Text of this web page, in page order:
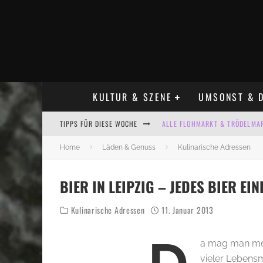
KULTUR & SZENE UMSONST &
TIPPS FÜR DIESE WOCHE ALLE FLOHMARKT &
LADYFASHION FLOHMARKT
KINDERFLOHMÄRKTE IN
ALLE FLOHMARKT LEIPZIG
Home Läden & Genuss Kulinarische Adressen
BIER IN LEIPZIG – JEDES BIER
Kulinarische Adressen 11. Januar 2013
a mag man
vieler